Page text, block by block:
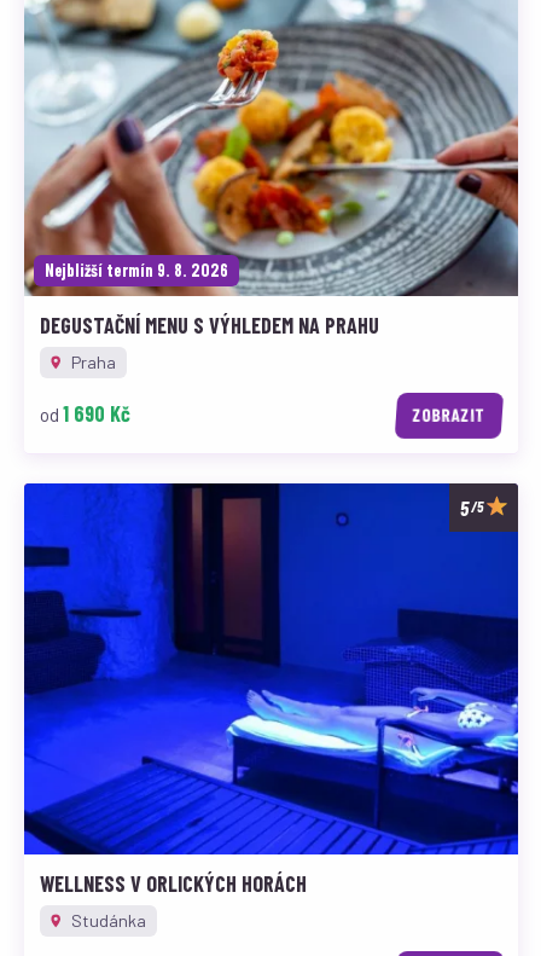
Nejbližší termín 9. 8. 2026
DEGUSTAČNÍ MENU S VÝHLEDEM NA PRAHU
Praha
od 1 690 Kč ZOBRAZIT
/5
WELLNESS V ORLICKÝCH HORÁCH
Studánka